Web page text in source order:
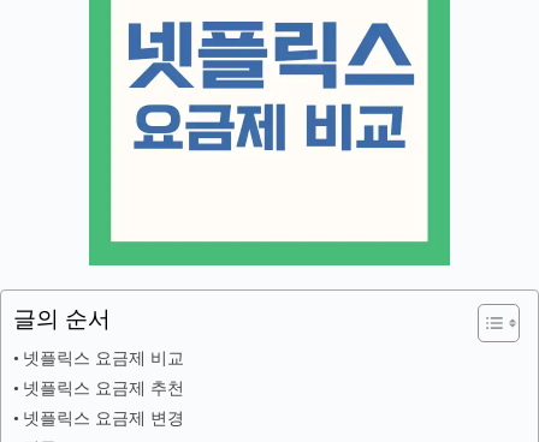
글의 순서
넷플릭스 요금제 비교
넷플릭스 요금제 추천
넷플릭스 요금제 변경